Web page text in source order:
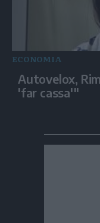
ECONOMIA
Autovelox,
'far cassa'"